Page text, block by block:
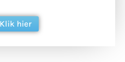
Klik hier